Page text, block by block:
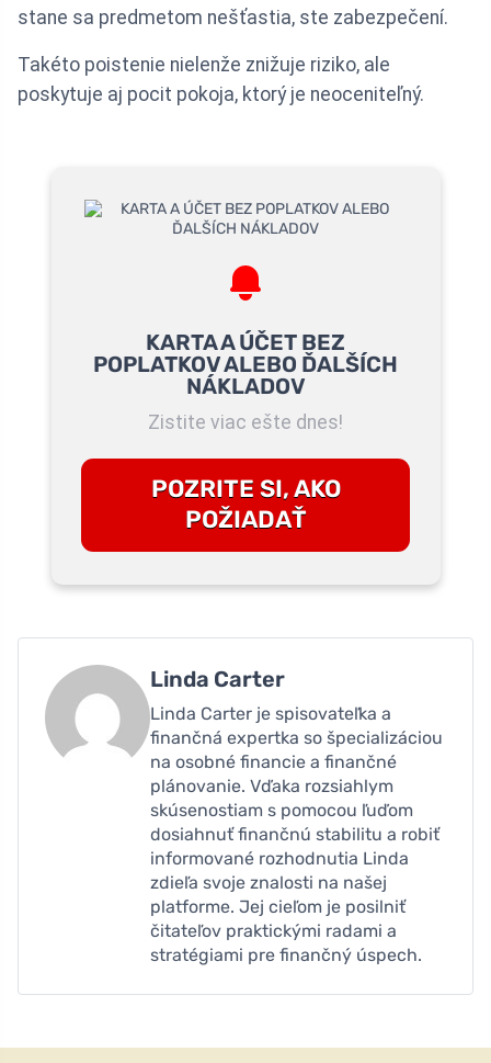
stane sa predmetom nešťastia, ste zabezpečení.
Takéto poistenie nielenže znižuje riziko, ale
poskytuje aj pocit pokoja, ktorý je neoceniteľný.
KARTA A ÚČET BEZ
POPLATKOV ALEBO ĎALŠÍCH
NÁKLADOV
Zistite viac ešte dnes!
POZRITE SI, AKO
POŽIADAŤ
Linda Carter
Linda Carter je spisovateľka a
finančná expertka so špecializáciou
na osobné financie a finančné
plánovanie. Vďaka rozsiahlym
skúsenostiam s pomocou ľuďom
dosiahnuť finančnú stabilitu a robiť
informované rozhodnutia Linda
zdieľa svoje znalosti na našej
platforme. Jej cieľom je posilniť
čitateľov praktickými radami a
stratégiami pre finančný úspech.